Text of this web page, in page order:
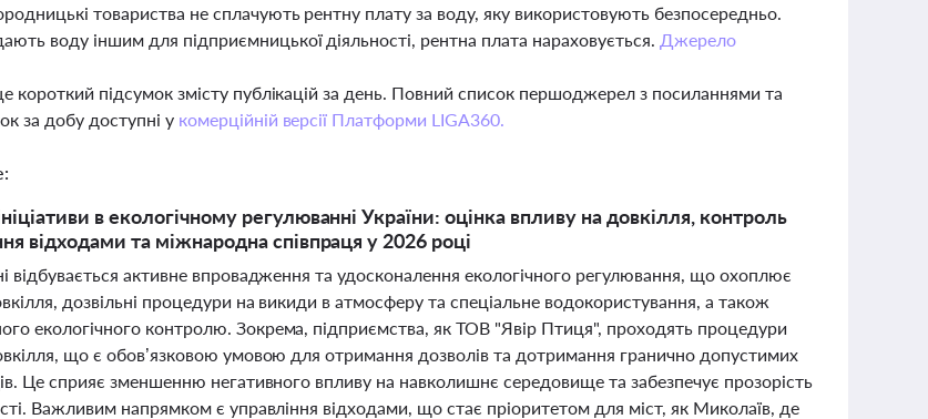
товариства не сплачують рентну плату за воду, яку використовують безпосередньо.
воду іншим для підприємницької діяльності, рентна плата нараховується. Джерело
короткий підсумок змісту публікацій за день. Повний список першоджерел з посиланнями та
за добу доступні у комерційній версії Платформи LIGA360.
в екологічному регулюванні України: оцінка впливу на довкілля, контроль
відходами та міжнародна співпраця у 2026 році
відбувається активне впровадження та удосконалення екологічного регулювання, що охоплює
дозвільні процедури на викиди в атмосферу та спеціальне водокористування, а також
екологічного контролю. Зокрема, підприємства, як ТОВ "Явір Птиця", проходять процедури
що є обов’язковою умовою для отримання дозволів та дотримання гранично допустимих
Це сприяє зменшенню негативного впливу на навколишнє середовище та забезпечує прозорість
Важливим напрямком є управління відходами, що стає пріоритетом для міст, як Миколаїв, де